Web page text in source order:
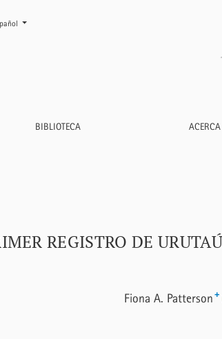
registro de Urutaú (<i>Nyctibius
BIBLIOTECA
el idioma. El actual es:
REGISTRO DE
Fiona A. Patterson +